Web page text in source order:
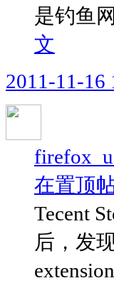
是钓鱼
文
2011-11-16
在置顶
Tecent
后，发